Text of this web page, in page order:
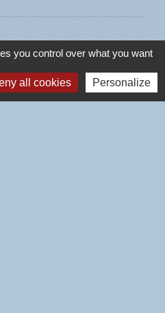
you control over what you want
all cookies Personalize